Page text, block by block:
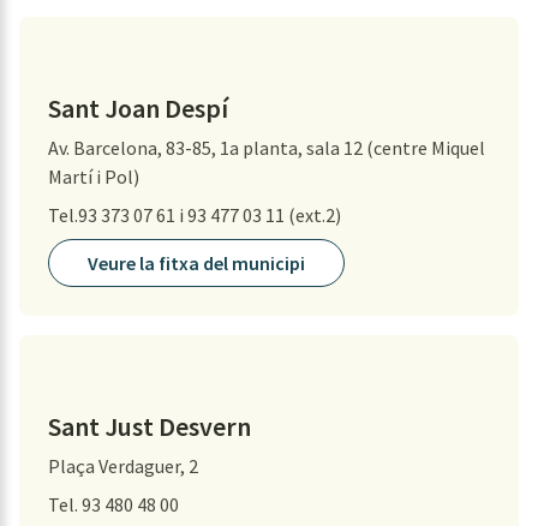
Sant Joan Despí
Av. Barcelona, 83-85, 1a planta, sala 12 (centre Miquel
Martí i Pol)
Tel.93 373 07 61 i 93 477 03 11 (ext.2)
Veure la fitxa del municipi
Sant Just Desvern
Plaça Verdaguer, 2
Tel. 93 480 48 00